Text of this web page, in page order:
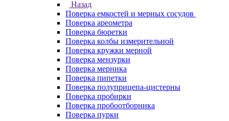
Назад
Поверка емкостей и мерных сосудов
Поверка ареометра
Поверка бюретки
Поверка колбы измерительной
Поверка кружки мерной
Поверка мензурки
Поверка мерника
Поверка пипетки
Поверка полуприцепа-цистерны
Поверка пробирки
Поверка пробоотборника
Поверка пурки